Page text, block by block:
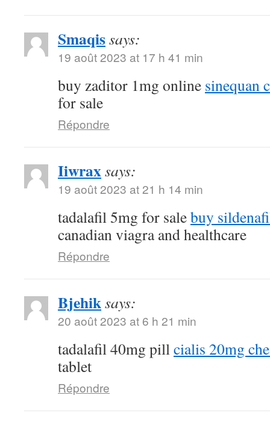
Smaqissays:
19 août 2023 at 17 h 41 min
buy zaditor 1mg online sinequan
for sale
Répondre
Iiwraxsays:
19 août 2023 at 21 h 14 min
tadalafil 5mg for salebuy
canadian viagra and healthcare
Répondre
Bjehiksays:
20 août 2023 at 6 h 21 min
tadalafil 40mg pillcialis 20mg
tablet
Répondre